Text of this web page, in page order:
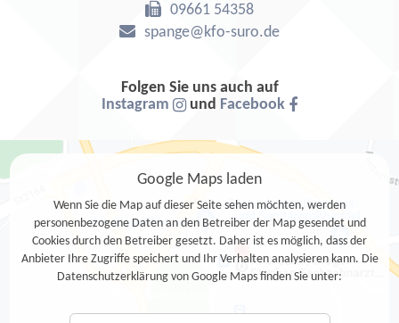
09661 54358
spange@kfo-suro.de
Folgen Sie uns auch auf
Instagram
und Facebook
Google Maps laden
Wenn Sie die Map auf dieser Seite sehen möchten, werden
personenbezogene Daten an den Betreiber der Map gesendet und
Cookies durch den Betreiber gesetzt. Daher ist es möglich, dass der
Anbieter Ihre Zugriffe speichert und Ihr Verhalten analysieren kann. Die
Datenschutzerklärung von Google Maps finden Sie unter: